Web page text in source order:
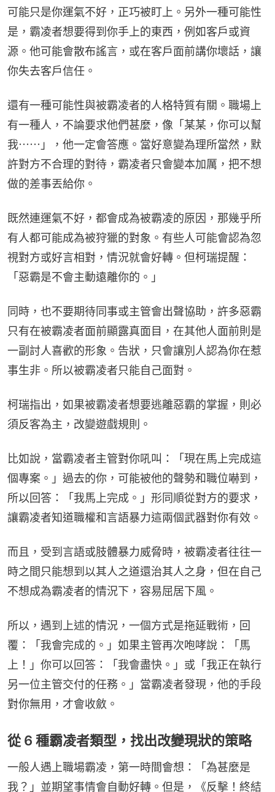
可能只是你運氣不好，正巧被盯上。另外一種可能性
是，霸凌者想要得到你手上的東西，例如客戶或資
源。他可能會散布謠言，或在客戶面前講你壞話，讓
你失去客戶信任。
還有一種可能性與被霸凌者的人格特質有關。職場上
有一種人，不論要求他們甚麼，像「某某，你可以幫
我⋯⋯」，他一定會答應。當好意變為理所當然，默
許對方不合理的對待，霸凌者只會變本加厲，把不想
做的差事丟給你。
既然連運氣不好，都會成為被霸凌的原因，那幾乎所
有人都可能成為被狩獵的對象。有些人可能會認為忽
視對方或好言相對，情況就會好轉。但柯瑞提醒：
「惡霸是不會主動遠離你的。」
同時，也不要期待同事或主管會出聲協助，許多惡霸
只有在被霸凌者面前顯露真面目，在其他人面前則是
一副討人喜歡的形象。告狀，只會讓別人認為你在惹
事生非。所以被霸凌者只能自己面對。
柯瑞指出，如果被霸凌者想要逃離惡霸的掌握，則必
須反客為主，改變遊戲規則。
比如說，當霸凌者主管對你吼叫：「現在馬上完成這
個專案。」過去的你，可能被他的聲勢和職位嚇到，
所以回答：「我馬上完成。」形同順從對方的要求，
讓霸凌者知道職權和言語暴力這兩個武器對你有效。
而且，受到言語或肢體暴力威脅時，被霸凌者往往一
時之間只能想到以其人之道還治其人之身，但在自己
不想成為霸凌者的情況下，容易屈居下風。
所以，遇到上述的情況，一個方式是拖延戰術，回
覆：「我會完成的。」如果主管再次咆哮說：「馬
上！」你可以回答：「我會盡快。」或「我正在執行
另一位主管交付的任務。」當霸凌者發現，他的手段
對你無用，才會收斂。
從 6 種霸凌者類型，找出改變現狀的策略
一般人遇上職場霸凌，第一時間會想：「為甚麼是
我？」並期望事情會自動好轉。但是，《反擊！終結